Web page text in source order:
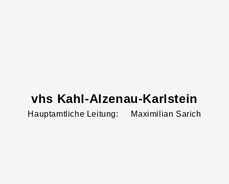
vhs Kahl-Alzenau-Karlstein
Leitung: Maximilian Sarich